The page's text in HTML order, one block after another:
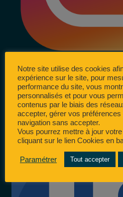
Notre site utilise des cookies
expérience sur le site, pour
performance du site, vous
personnalisés et pour vous
contenus par le biais des
accepter, gérer vos
navigation sans accepter.
Vous pourrez mettre à jour
cliquant sur le lien Cookies en
Paramétrer Tout accepter